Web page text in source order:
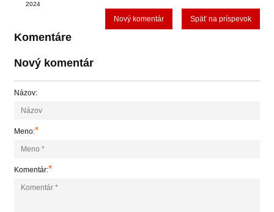
2024
Späť na príspevok
Nový komentár
Komentáre
Nový komentár
Názov:
Meno:*
Komentár:*